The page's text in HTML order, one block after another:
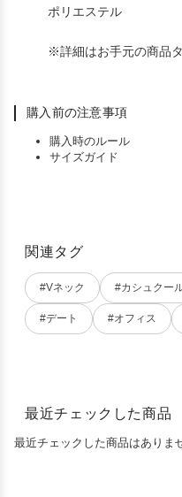
ポリエステル
※詳細はお手元の商品
購入前の注意事項
購入時のルール
サイズガイド
関連タグ
#Vネック #カシュクー
#デート #オフィス
最近チェックした商品
最近チェックした商品はありま